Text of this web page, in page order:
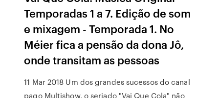
Temporadas 1 a 7. Edição de som
e mixagem - Temporada 1. No
Méier fica a pensão da dona Jô,
onde transitam as pessoas
11 Mar 2018 Um dos grandes sucessos do canal
pago Multishow, o seriado "Vai Que Cola" não